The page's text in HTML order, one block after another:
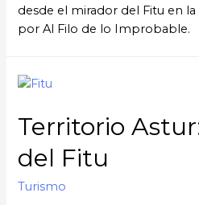
desde el mirador del Fitu en la
por Al Filo de lo Improbable.
Territorio
del Fitu
Turismo